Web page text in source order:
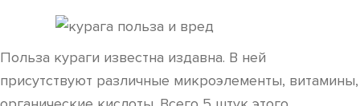
Польза кураги известна издавна. В ней
присутствуют различные микроэлементы, витамины,